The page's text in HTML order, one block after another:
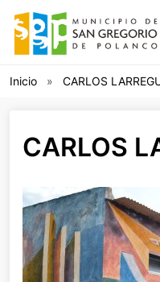
Inicio CARLOS
CARLOS